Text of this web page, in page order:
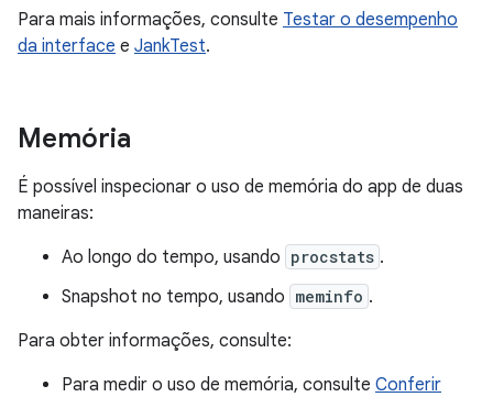
Para mais informações, consulte Testar o desempenho
da interface e JankTest.
Memória
É possível inspecionar o uso de memória do app de duas
maneiras:
Ao longo do tempo, usando procstats .
Snapshot no tempo, usando meminfo .
Para obter informações, consulte:
Para medir o uso de memória, consulte Conferir